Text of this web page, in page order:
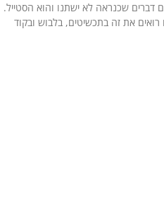
דברים שכנראה לא ישתנו והוא הסטייל.
את זה בתכשיטים, בלבוש ובקוד